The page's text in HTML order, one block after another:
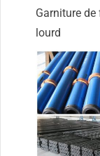
Garniture de
lourd